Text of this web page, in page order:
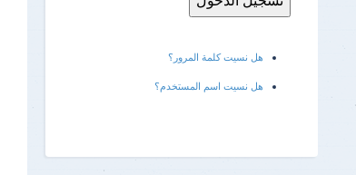
هل نسيت كلمة المرور؟
هل نسيت اسم المستخدم؟